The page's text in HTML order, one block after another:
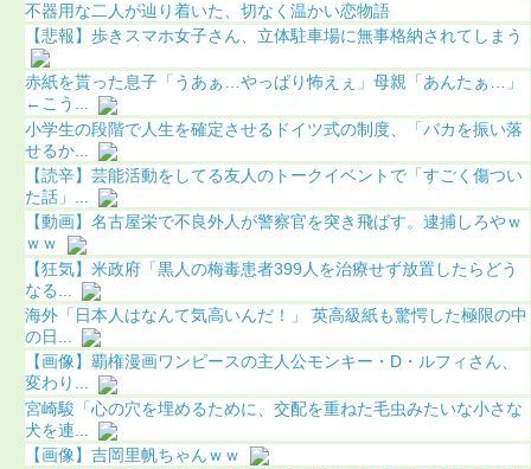
不器用な二人が辿り着いた、切なく温かい恋物語
【悲報】歩きスマホ女子さん、立体駐車場に無事格納されてしまう
赤紙を貰った息子「うあぁ…やっぱり怖えぇ」母親「あんたぁ…」
←こう...
小学生の段階で人生を確定させるドイツ式の制度、「バカを振い落
せるか...
【読辛】芸能活動をしてる友人のトークイベントで「すごく傷つい
た話」...
【動画】名古屋栄で不良外人が警察官を突き飛ばす。逮捕しろやｗ
ｗｗ
【狂気】米政府「黒人の梅毒患者399人を治療せず放置したらどう
なる...
海外「日本人はなんて気高いんだ！」 英高級紙も驚愕した極限の中
の日...
【画像】覇権漫画ワンピースの主人公モンキー・D・ルフィさん、
変わり...
宮崎駿「心の穴を埋めるために、交配を重ねた毛虫みたいな小さな
犬を連...
【画像】吉岡里帆ちゃんｗｗ